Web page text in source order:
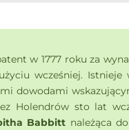
w 1777 roku za
wcześniej.
dowodami
Holendrów sto lat
Babbitt należąca